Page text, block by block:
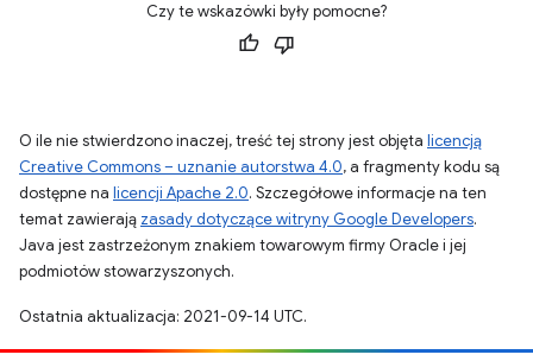
Czy te wskazówki były pomocne?
O ile nie stwierdzono inaczej, treść tej strony jest objęta licencją
Creative Commons – uznanie autorstwa 4.0, a fragmenty kodu są
dostępne na licencji Apache 2.0. Szczegółowe informacje na ten
temat zawierają zasady dotyczące witryny Google Developers.
Java jest zastrzeżonym znakiem towarowym firmy Oracle i jej
podmiotów stowarzyszonych.
Ostatnia aktualizacja: 2021-09-14 UTC.